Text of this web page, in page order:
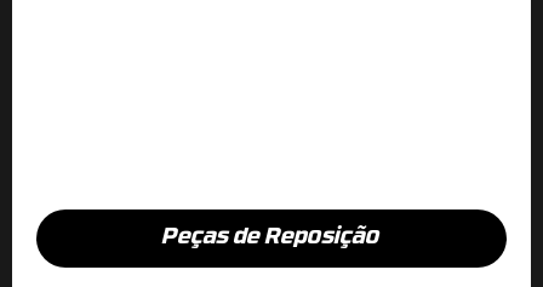
Peças de Reposição